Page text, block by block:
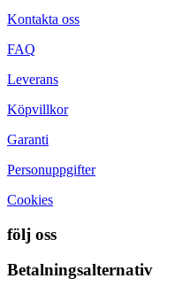
Kontakta oss
FAQ
Leverans
Köpvillkor
Garanti
Personuppgifter
Cookies
följ oss
Betalningsalternativ